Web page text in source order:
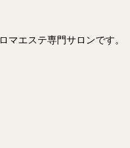
マエステ専門サロンです。